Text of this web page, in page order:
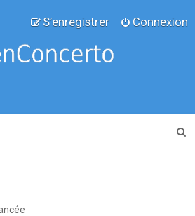
Connexion
S’enregistrer